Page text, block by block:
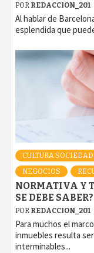
POR REDACCION_201
Al hablar de
esplendida que
CULTURA SOCIEDAD
NEGOCIOS
NORMATIVA Y
SE DEBE SABER?
POR REDACCION_201
Para muchos el
inmuebles resulta
interminables...